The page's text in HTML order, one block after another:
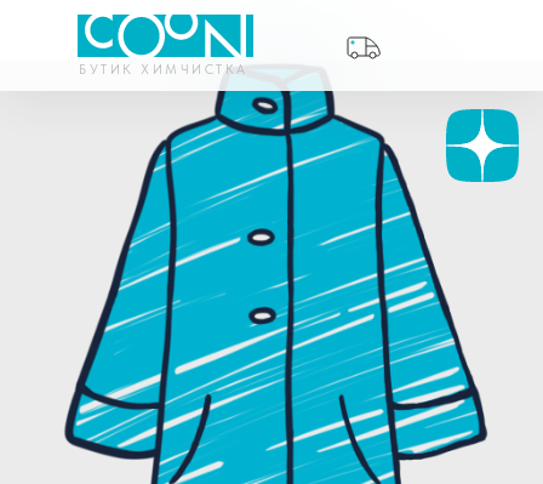
БУТИК ХИМЧИСТКА